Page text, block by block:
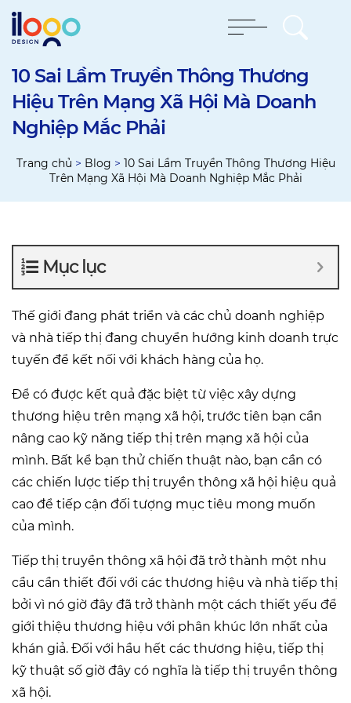
10 Sai Lầm Truyền Thông Thương
Hiệu Trên Mạng Xã Hội Mà Doanh
Nghiệp Mắc Phải
Trang chủ > Blog > 10 Sai Lầm Truyền Thông Thương Hiệu
Trên Mạng Xã Hội Mà Doanh Nghiệp Mắc Phải
Mục lục
Thế giới đang phát triển và các chủ doanh nghiệp
và nhà tiếp thị đang chuyển hướng kinh doanh trực
tuyến để kết nối với khách hàng của họ.
Để có được kết quả đặc biệt từ việc xây dựng
thương hiệu trên mạng xã hội, trước tiên bạn cần
nâng cao kỹ năng tiếp thị trên mạng xã hội của
mình. Bất kể bạn thử chiến thuật nào, bạn cần có
các chiến lược tiếp thị truyền thông xã hội hiệu quả
cao để tiếp cận đối tượng mục tiêu mong muốn
của mình.
Tiếp thị truyền thông xã hội đã trở thành một nhu
cầu cần thiết đối với các thương hiệu và nhà tiếp thị
bởi vì nó giờ đây đã trở thành một cách thiết yếu để
giới thiệu thương hiệu với phân khúc lớn nhất của
khán giả. Đối với hầu hết các thương hiệu, tiếp thị
kỹ thuật số giờ đây có nghĩa là tiếp thị truyền thông
xã hội.